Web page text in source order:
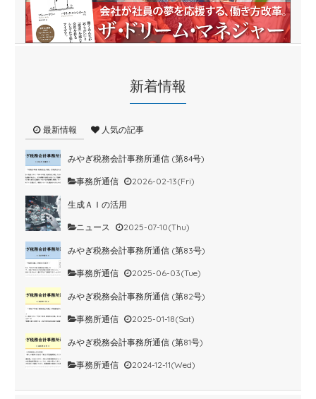
新着情報
最新情報 人気の記事
みやぎ税務会計事務所通信 (第84号)
事務所通信 2026-02-13(Fri)
生成ＡＩの活用
ニュース 2025-07-10(Thu)
みやぎ税務会計事務所通信 (第83号)
事務所通信 2025-06-03(Tue)
みやぎ税務会計事務所通信 (第82号)
事務所通信 2025-01-18(Sat)
みやぎ税務会計事務所通信 (第81号)
事務所通信 2024-12-11(Wed)